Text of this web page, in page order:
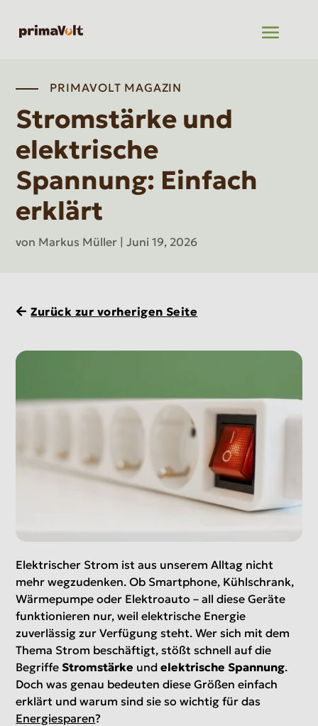
PRIMAVOLT MAGAZIN
Stromstärke und
elektrische
Spannung: Einfach
erklärt
von Markus Müller |Juni 19, 2026
Elektrischer Strom ist aus unserem Alltag nicht
mehr wegzudenken. Ob Smartphone, Kühlschrank,
Wärmepumpe oder Elektroauto – all diese Geräte
funktionieren nur, weil elektrische Energie
zuverlässig zur Verfügung steht. Wer sich mit dem
Thema Strom beschäftigt, stößt schnell auf die
Begriffe Stromstärke undelektrische Spannung.
Doch was genau bedeuten diese Größen einfach
erklärt und warum sind sie so wichtig für das
Energiesparen?
Zurück zur vorherigen Seite